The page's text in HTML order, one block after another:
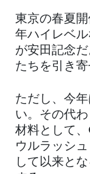
東京の春夏
年ハイレベ
が安田記念
たちを引き寄
ただし、今
い。その代
材料として
ウルラッシ
して以来と